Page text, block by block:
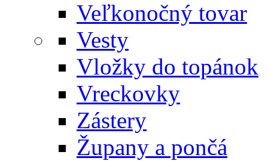
Veľkonočný tovar
Vesty
Vložky do topánok
Vreckovky
Zástery
Župany a pončá